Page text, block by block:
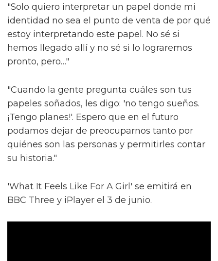
"Solo quiero interpretar un papel donde mi
identidad no sea el punto de venta de por qué
estoy interpretando este papel. No sé si
hemos llegado allí y no sé si lo lograremos
pronto, pero…"
"Cuando la gente pregunta cuáles son tus
papeles soñados, les digo: 'no tengo sueños.
¡Tengo planes!'. Espero que en el futuro
podamos dejar de preocuparnos tanto por
quiénes son las personas y permitirles contar
su historia."
'What It Feels Like For A Girl' se emitirá en
BBC Three y iPlayer el 3 de junio.